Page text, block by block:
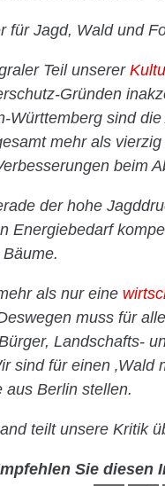
für Jagd, Wald und
Teil unserer
Gründen
Württemberg sind
mehr als
beim
der hohe
Energiebedarf
als nur eine
muss für
Landschafts-
sind für einen
aus Berlin stellen.
teilt unsere Kritik
Sie diesen